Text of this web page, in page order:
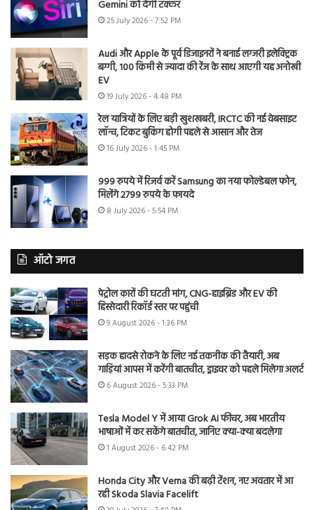
Gemini को देगी टक्कर
25 July 2026 - 7:52 PM
Audi और Apple के पूर्व डिजाइनरों ने बनाई लग्जरी इलेक्ट्रिक
बग्गी, 100 किमी से ज्यादा की रेंज के साथ आएगी यह अनोखी
EV
19 July 2026 - 4:48 PM
रेल यात्रियों के लिए बड़ी खुशखबरी, IRCTC की नई वेबसाइट
लॉन्च, टिकट बुकिंग होगी पहले से आसान और तेज
16 July 2026 - 1:45 PM
999 रुपये में रिजर्व करें Samsung का नया फोल्डेबल फोन,
मिलेंगे 2799 रुपये के फायदे
8 July 2026 - 5:54 PM
ऑटो जगत
पेट्रोल कारों की घटती मांग, CNG-हाइब्रिड और EV की
हिस्सेदारी रिकॉर्ड स्तर पर पहुंची
9 August 2026 - 1:36 PM
सड़क हादसे रोकने के लिए नई तकनीक की तैयारी, अब
गाड़ियां आपस में करेंगी बातचीत, ड्राइवर को पहले मिलेगा अलर्ट
6 August 2026 - 5:33 PM
Tesla Model Y में आया Grok AI फीचर, अब भारतीय
भाषाओं में कर सकेंगे बातचीत, जानिए क्या-क्या बदलेगा
1 August 2026 - 6:42 PM
Honda City और Verna की बढ़ी टेंशन, नए अवतार में आ
रही Skoda Slavia Facelift